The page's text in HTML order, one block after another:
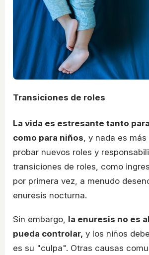
Transiciones de roles
La vida es estresante tanto
como para niños , y nada es
probar nuevos roles y
transiciones de roles, como
por primera vez, a menudo
enuresis nocturna.
Sin embargo, la enuresis no es
pueda controlar, y los niños
es su "culpa". Otras causas